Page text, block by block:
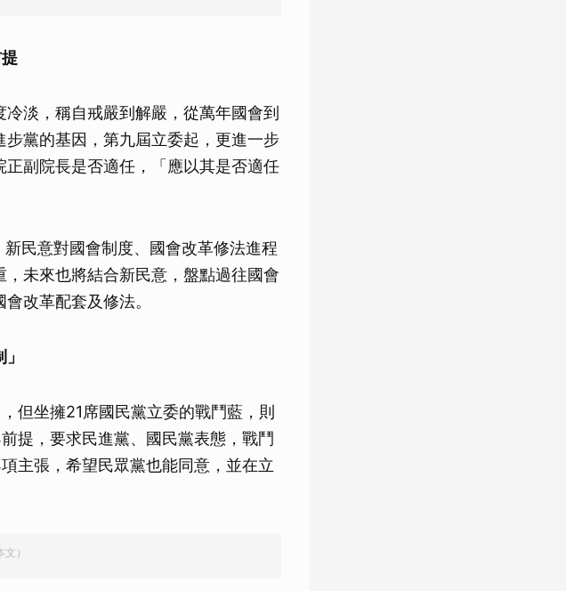
淡，稱自戒嚴到解嚴，從萬年國會到
黨的基因，第九屆立委起，更進一步
副院長是否適任，「應以其是否適任
民意對國會制度、國會改革修法進程
未來也將結合新民意，盤點過往國會
改革配套及修法。
但坐擁21席國民黨立委的戰鬥藍，則
提，要求民進黨、國民黨表態，戰鬥
主張，希望民眾黨也能同意，並在立
）